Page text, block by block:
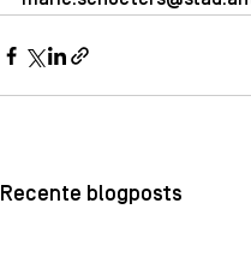
Recente blogposts